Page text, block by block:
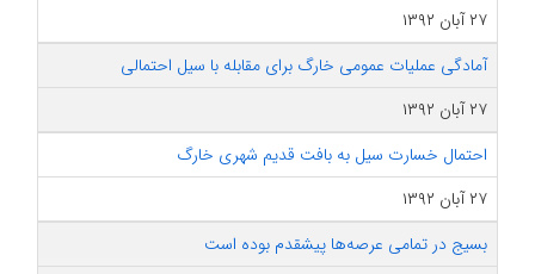
۲۷ آبان ۱۳۹۲
آمادگی عملیات عمومی خارگ برای مقابله با سیل احتمالی
۲۷ آبان ۱۳۹۲
احتمال خسارت سیل به بافت قدیم شهری خارگ
۲۷ آبان ۱۳۹۲
بسیج در تمامی عرصه‌ها پیشقدم بوده است